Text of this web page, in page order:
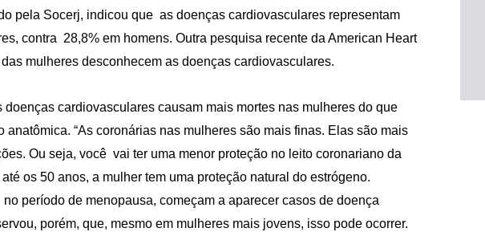
pela Socerj, indicou que as doenças cardiovasculares representam
contra 28,8% em homens. Outra pesquisa recente da American Heart
mulheres desconhecem as doenças cardiovasculares.
cardiovasculares causam mais mortes nas mulheres do que
anatômica. “As coronárias nas mulheres são mais finas. Elas são mais
Ou seja, você vai ter uma menor proteção no leito coronariano da
os 50 anos, a mulher tem uma proteção natural do estrógeno.
período de menopausa, começam a aparecer casos de doença
porém, que, mesmo em mulheres mais jovens, isso pode ocorrer.